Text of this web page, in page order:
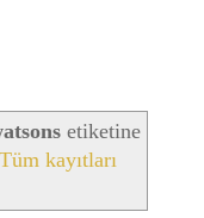
etiketine
Tüm kayıtları